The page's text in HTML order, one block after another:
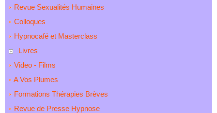
Revue Sexualités Humaines
Colloques
Hypnocafé et Masterclass
Livres
Video - Films
A Vos Plumes
Formations Thérapies Brèves
Revue de Presse Hypnose